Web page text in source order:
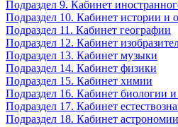
Подраздел 9. Кабинет
Подраздел 10. Кабинет истории и
Подраздел 11. Кабинет географии
Подраздел 12. Кабинет
Подраздел 13. Кабинет музыки
Подраздел 14. Кабинет физики
Подраздел 15. Кабинет химии
Подраздел 16. Кабинет биологии и
Подраздел 17. Кабинет
Подраздел 18. Кабинет астрономии